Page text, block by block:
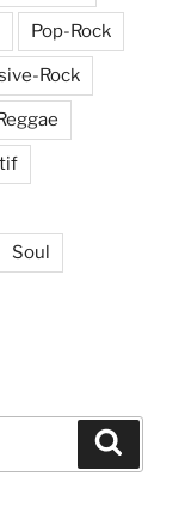
Pop-Rock
Rock
Soul